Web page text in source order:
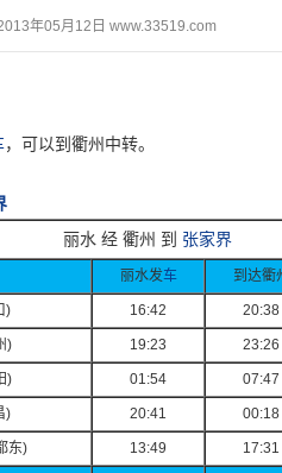
年05月12日 www.33519.com
，可以到衢州中转。
丽水 经 衢州 到 张家界
丽水发车 到达衢
) 16:42 20:38
) 19:23 23:26
) 01:54 07:47
) 20:41 00:18
东) 13:49 17:31